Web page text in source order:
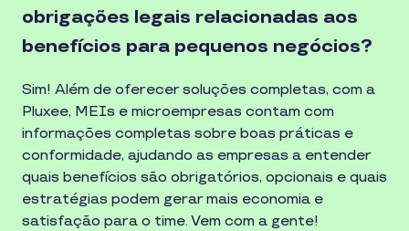
obrigações legais relacionadas aos
benefícios para pequenos negócios?
Sim! Além de oferecer soluções completas, com a
Pluxee, MEIs e microempresas contam com
informações completas sobre boas práticas e
conformidade, ajudando as empresas a entender
quais benefícios são obrigatórios, opcionais e quais
estratégias podem gerar mais economia e
satisfação para o time. Vem com a gente!